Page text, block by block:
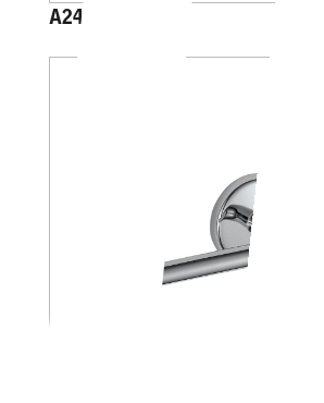
A2425C